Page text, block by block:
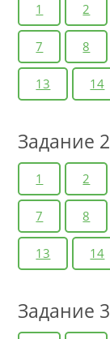
1 2
7 8
13 14
Задание 2
1 2
7 8
13 14
Задание 3